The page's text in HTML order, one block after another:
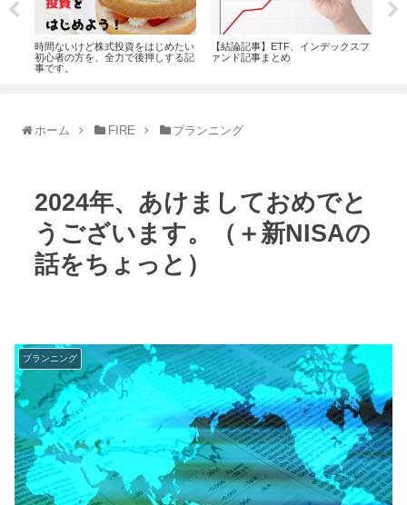
時間ないけど株式投資をはじめたい
初心者の方を、全力で後押しする記
事です。
【結論記事】ETF、インデックスフ
ァンド記事まとめ
ホーム FIRE プランニング
2024年、あけましておめでと
うございます。（＋新NISAの
話をちょっと）
プランニング